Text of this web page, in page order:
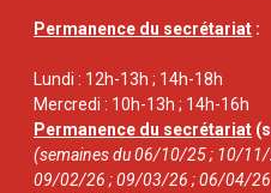
Permanence du secrétariat :
Lundi : 12h-13h ; 14h-18h
Mercredi : 10h-13h ; 14h-16h
Permanence du secrétariat
(semaines du 06/10/25 ; 10/
09/02/26 ; 09/03/26 ; 06/04/